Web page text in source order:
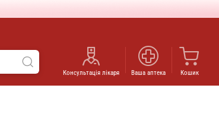
Консультація лікаря Ваша аптека Кошик